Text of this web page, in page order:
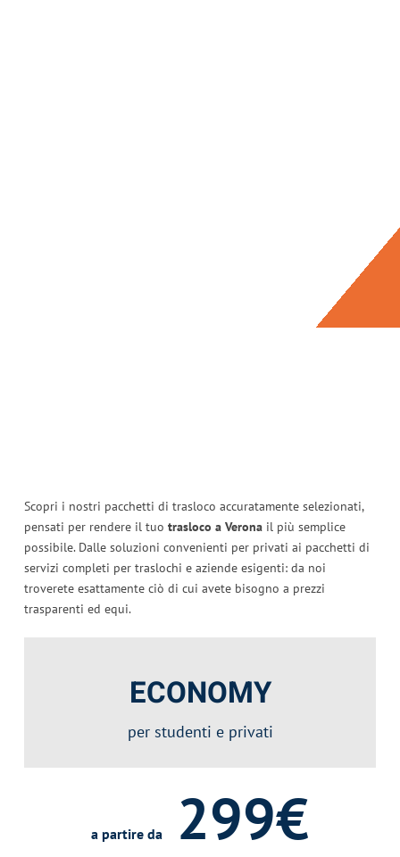
Scopri i nostri pacchetti di trasloco accuratamente selezionati,
pensati per rendere il tuo trasloco a Verona il più semplice
possibile. Dalle soluzioni convenienti per privati ai pacchetti di
servizi completi per traslochi e aziende esigenti: da noi
troverete esattamente ciò di cui avete bisogno a prezzi
trasparenti ed equi.
ECONOMY
per studenti e privati
a partire da 299€